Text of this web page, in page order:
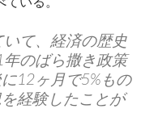
て、経済の歴史
のばら撒き政策
12ヶ月で5%もの
経験したことが